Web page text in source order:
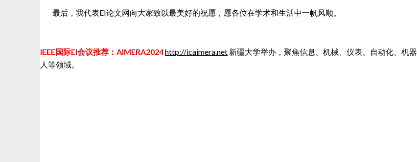
最后，我代表EI论文网向大家致以最美好的祝愿，愿各位在学术和生活中一帆风顺。
IEEE国际EI会议推荐：AIMERA2024http://icaimera.net 新疆大学举办，聚焦信息、机械、仪表、自动化、机器
人等领域。